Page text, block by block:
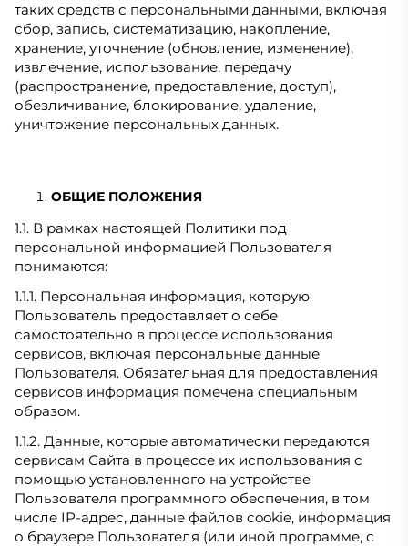
таких средств с персональными данными, включая
сбор, запись, систематизацию, накопление,
хранение, уточнение (обновление, изменение),
извлечение, использование, передачу
(распространение, предоставление, доступ),
обезличивание, блокирование, удаление,
уничтожение персональных данных.
ОБЩИЕ ПОЛОЖЕНИЯ
1.1. В рамках настоящей Политики под
персональной информацией Пользователя
понимаются:
1.1.1. Персональная информация, которую
Пользователь предоставляет о себе
самостоятельно в процессе использования
сервисов, включая персональные данные
Пользователя. Обязательная для предоставления
сервисов информация помечена специальным
образом.
1.1.2. Данные, которые автоматически передаются
сервисам Сайта в процессе их использования с
помощью установленного на устройстве
Пользователя программного обеспечения, в том
числе IP-адрес, данные файлов cookie, информация
о браузере Пользователя (или иной программе, с